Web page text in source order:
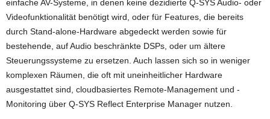
einfache AV-Systeme, in denen keine dezidierte Q-SYS Audio- oder
Videofunktionalität benötigt wird, oder für Features, die bereits
durch Stand-alone-Hardware abgedeckt werden sowie für
bestehende, auf Audio beschränkte DSPs, oder um ältere
Steuerungssysteme zu ersetzen. Auch lassen sich so in weniger
komplexen Räumen, die oft mit uneinheitlicher Hardware
ausgestattet sind, cloudbasiertes Remote-Management und -
Monitoring über Q-SYS Reflect Enterprise Manager nutzen.